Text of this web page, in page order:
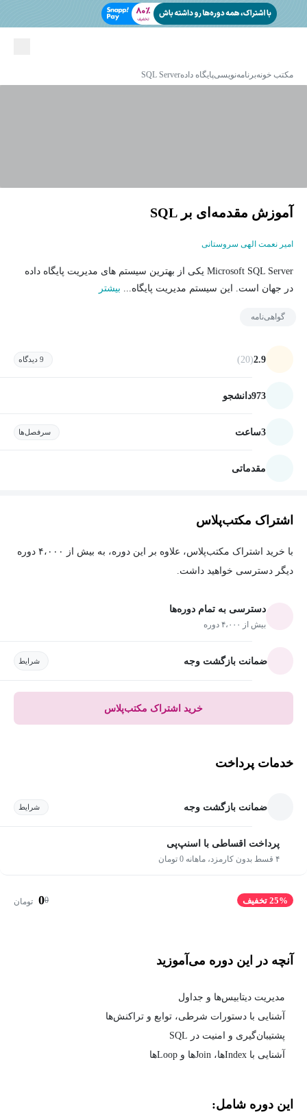
مکتب خونهبرنامه‌نویسیپایگاه دادهSQL Server
آموزش مقدمه‌ای بر SQL
امیر نعمت الهی سروستانی
Microsoft SQL Server یکی از بهترین سیستم های مدیریت پایگاه داده
در جهان است. این سیستم مدیریت پایگاه... بیشتر
گواهی‌نامه
2.9
(20) 9 دیدگاه
973دانشجو
3ساعت سرفصل‌ها
مقدماتی
اشتراک مکتب‌پلاس
با خرید اشتراک مکتب‌پلاس، علاوه بر این دوره، به بیش از ۴،۰۰۰ دوره
دیگر دسترسی خواهید داشت.
دسترسی به تمام دوره‌ها
بیش از ۴،۰۰۰ دوره
ضمانت بازگشت وجه شرایط
خرید اشتراک مکتب‌پلاس
خدمات پرداخت
ضمانت بازگشت وجه شرایط
پرداخت اقساطی با اسنپ‌پی
۴ قسط بدون کارمزد، ماهانه 0 تومان
25% تخفیف 0
0 تومان
آنچه در این دوره می‌آموزید
مدیریت دیتابیس‌ها و جداول
آشنایی با دستورات شرطی، توابع و تراکنش‌ها
پشتیبان‌گیری و امنیت در SQL
آشنایی با Index‌ها، Join‌ها و Loop‌ها
این دوره شامل: